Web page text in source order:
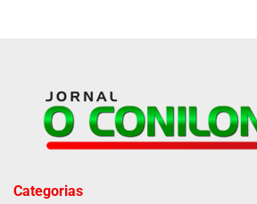
Categorias